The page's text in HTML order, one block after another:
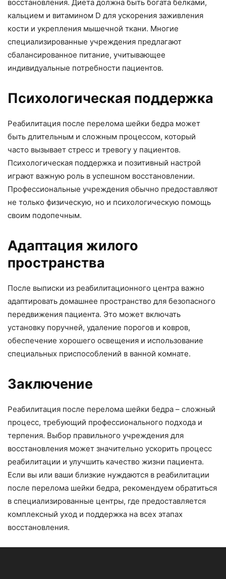
восстановления. Диета должна быть богата белками,
кальцием и витамином D для ускорения заживления
кости и укрепления мышечной ткани. Многие
специализированные учреждения предлагают
сбалансированное питание, учитывающее
индивидуальные потребности пациентов.
Психологическая поддержка
Реабилитация после перелома шейки бедра может
быть длительным и сложным процессом, который
часто вызывает стресс и тревогу у пациентов.
Психологическая поддержка и позитивный настрой
играют важную роль в успешном восстановлении.
Профессиональные учреждения обычно предоставляют
не только физическую, но и психологическую помощь
своим подопечным.
Адаптация жилого
пространства
После выписки из реабилитационного центра важно
адаптировать домашнее пространство для безопасного
передвижения пациента. Это может включать
установку поручней, удаление порогов и ковров,
обеспечение хорошего освещения и использование
специальных приспособлений в ванной комнате.
Заключение
Реабилитация после перелома шейки бедра – сложный
процесс, требующий профессионального подхода и
терпения. Выбор правильного учреждения для
восстановления может значительно ускорить процесс
реабилитации и улучшить качество жизни пациента.
Если вы или ваши близкие нуждаются в реабилитации
после перелома шейки бедра, рекомендуем обратиться
в специализированные центры, где предоставляется
комплексный уход и поддержка на всех этапах
восстановления.